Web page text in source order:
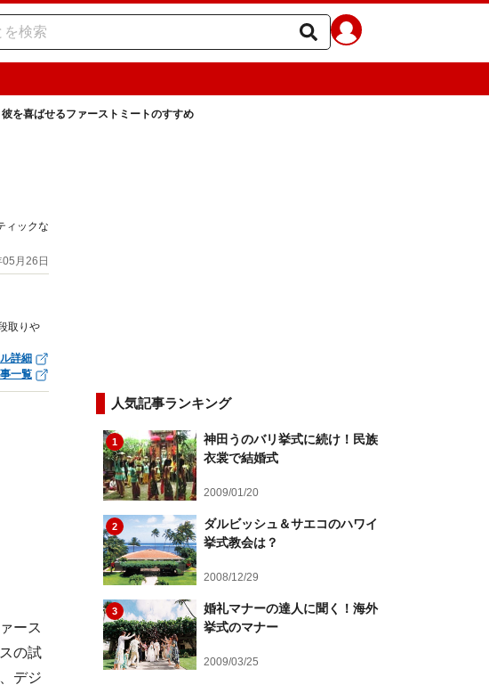
彼を喜ばせるファーストミートのすすめ
ィックな
月26日
取りや
詳細
一覧
ース
の試
デジ
人気記事ランキング
1
神田うのバリ挙式に続け！民族
衣裳で結婚式
2009/01/20
2
ダルビッシュ＆サエコのハワイ
挙式教会は？
2008/12/29
3
婚礼マナーの達人に聞く！海外
挙式のマナー
2009/03/25